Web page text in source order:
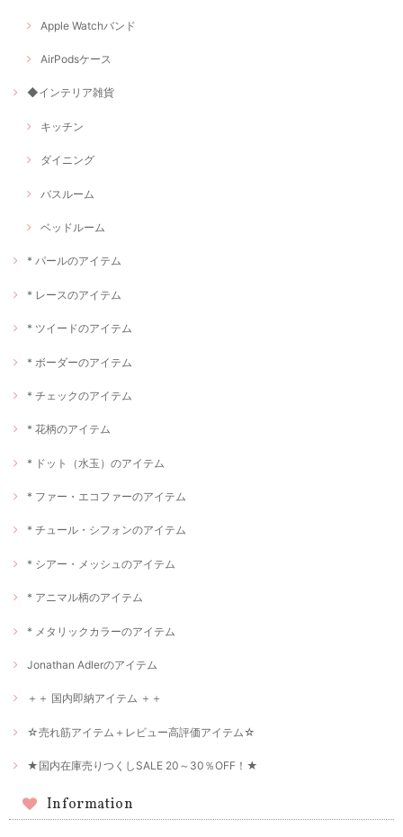
Apple Watchバンド
AirPodsケース
◆インテリア雑貨
キッチン
ダイニング
バスルーム
ベッドルーム
* パールのアイテム
* レースのアイテム
* ツイードのアイテム
* ボーダーのアイテム
* チェックのアイテム
* 花柄のアイテム
* ドット（水玉）のアイテム
* ファー・エコファーのアイテム
* チュール・シフォンのアイテム
* シアー・メッシュのアイテム
* アニマル柄のアイテム
* メタリックカラーのアイテム
Jonathan Adlerのアイテム
＋＋ 国内即納アイテム ＋＋
☆売れ筋アイテム＋レビュー高評価アイテム☆
★国内在庫売りつくしSALE 20～30％OFF！★
Information